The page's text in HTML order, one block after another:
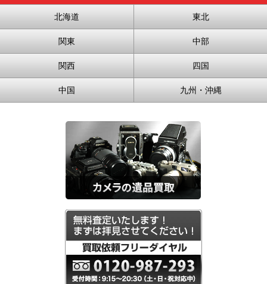
北海道 東北
関東 中部
関西 四国
中国 九州・沖縄